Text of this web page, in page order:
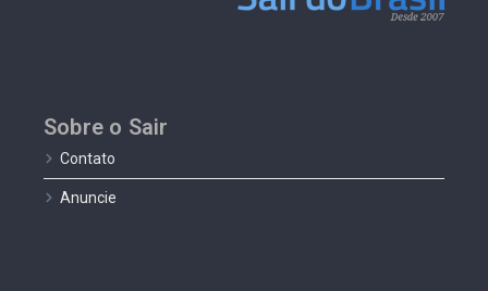
Sobre o Sair
Contato
Anuncie